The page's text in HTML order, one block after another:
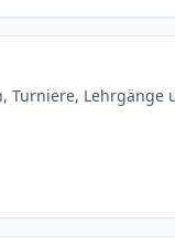
Turniere, Lehrgänge